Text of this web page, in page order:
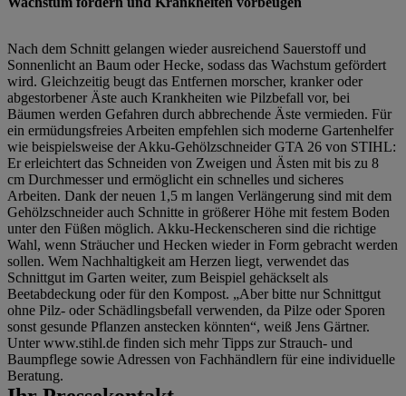
Nach dem Schnitt gelangen wieder ausreichend Sauerstoff und
Sonnenlicht an Baum oder Hecke, sodass das Wachstum gefördert
wird. Gleichzeitig beugt das Entfernen morscher, kranker oder
abgestorbener Äste auch Krankheiten wie Pilzbefall vor, bei
Bäumen werden Gefahren durch abbrechende Äste vermieden. Für
ein ermüdungsfreies Arbeiten empfehlen sich moderne Gartenhelfer
wie beispielsweise der Akku-Gehölzschneider GTA 26 von STIHL:
Er erleichtert das Schneiden von Zweigen und Ästen mit bis zu 8
cm Durchmesser und ermöglicht ein schnelles und sicheres
Arbeiten. Dank der neuen 1,5 m langen Verlängerung sind mit dem
Gehölzschneider auch Schnitte in größerer Höhe mit festem Boden
unter den Füßen möglich. Akku-Heckenscheren sind die richtige
Wahl, wenn Sträucher und Hecken wieder in Form gebracht werden
sollen. Wem Nachhaltigkeit am Herzen liegt, verwendet das
Schnittgut im Garten weiter, zum Beispiel gehäckselt als
Beetabdeckung oder für den Kompost. „Aber bitte nur Schnittgut
ohne Pilz- oder Schädlingsbefall verwenden, da Pilze oder Sporen
sonst gesunde Pflanzen anstecken könnten“, weiß Jens Gärtner.
Unter www.stihl.de finden sich mehr Tipps zur Strauch- und
Baumpflege sowie Adressen von Fachhändlern für eine individuelle
Beratung.